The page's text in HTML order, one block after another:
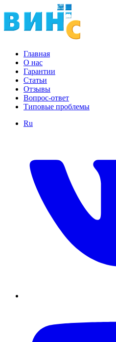
Главная
О нас
Гарантии
Статьи
Отзывы
Вопрос-ответ
Типовые проблемы
Ru